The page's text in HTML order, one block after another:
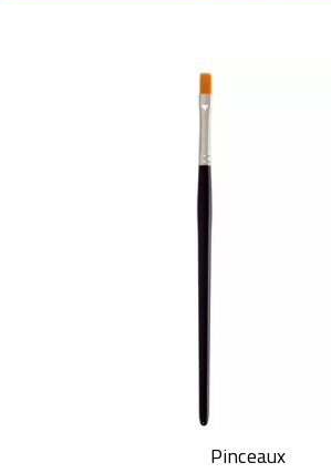
Créez votre compte
Créer mon compte
Pinceaux